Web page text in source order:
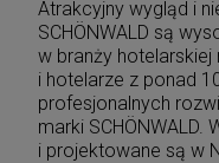
Atrakcyjny wygląd i
SCHÖNWALD są
w branży hotelarskiej
i hotelarze z ponad
profesjonalnych
marki
i projektowane są w